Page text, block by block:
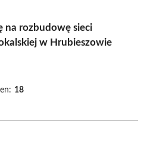
na rozbudowę sieci
w Hrubieszowie
18